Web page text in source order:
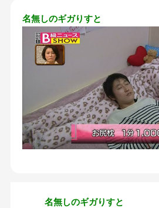
名無しのギガりすと
名無しのギガりすと